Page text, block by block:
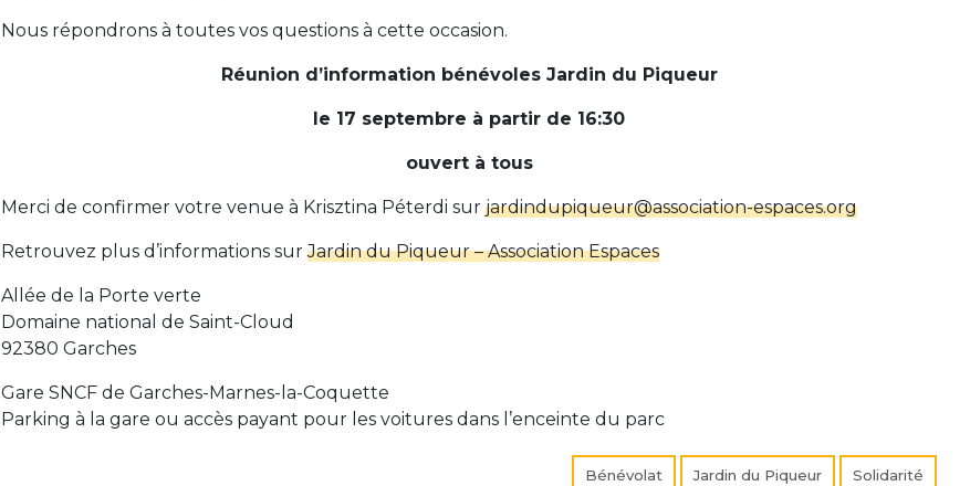
Nous répondrons à toutes vos questions à cette occasion.
Réunion d’information bénévoles Jardin du Piqueur
le 17 septembre à partir de 16:30
ouvert à tous
Merci de confirmer votre venue à Krisztina Péterdi sur jardindupiqueur@association-espaces.org
Retrouvez plus d’informations surJardin du Piqueur – Association Espaces
Allée de la Porte verte
Domaine national de Saint-Cloud
92380 Garches
Gare SNCF de Garches-Marnes-la-Coquette
Parking à la gare ou accès payant pour les voitures dans l’enceinte du parc
Bénévolat Jardin du Piqueur Solidarité